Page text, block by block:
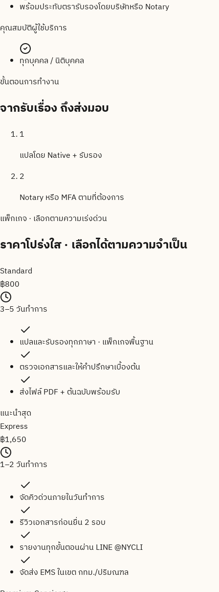
พร้อมประทับตรารับรองโดยบริษัทหรือ Notary
คุณสมบัติผู้ใช้บริการ
ทุกบุคคล / นิติบุคคล
ขั้นตอนการทำงาน
จากรับเรื่องถึงส่งมอบ
1
แปลโดย Native + รับรอง
2
Notary หรือ MFA ตามที่ต้องการ
แพ็กเกจ · เลือกตามความเร่งด่วน
ราคาโปร่งใส· เลือกได้ตามความจำเป็น
Standard
฿800
3–5 วันทำการ
แปลและรับรองทุกภาษา · แพ็กเกจพื้นฐาน
ตรวจเอกสารและให้คำปรึกษาเบื้องต้น
ส่งไฟล์ PDF + ต้นฉบับพร้อมรับ
แนะนำสุด
Express
฿1,650
1–2 วันทำการ
จัดคิวด่วนภายในวันทำการ
รีวิวเอกสารก่อนยื่น 2 รอบ
รายงานทุกขั้นตอนผ่าน LINE @NYCLI
จัดส่ง EMS ในเขต กทม./ปริมณฑล